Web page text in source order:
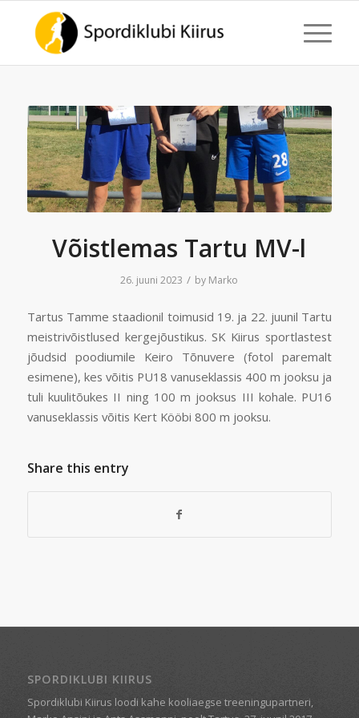
Võistlemas Tartu MV-l
26. juuni 2023 / by Marko
Tartus Tamme staadionil toimusid 19. ja 22. juunil Tartu
meistrivõistlused kergejõustikus. SK Kiirus sportlastest
jõudsid poodiumile Keiro Tõnuvere (fotol paremalt
esimene), kes võitis PU18 vanuseklassis 400 m jooksu ja
tuli kuulitõukes II ning 100 m jooksus III kohale. PU16
vanuseklassis võitis Kert Kööbi 800 m jooksu.
Share this entry
SPORDIKLUBI KIIRUS
Spordiklubi Kiirus loodi kahe kooliaegse treeningupartneri,